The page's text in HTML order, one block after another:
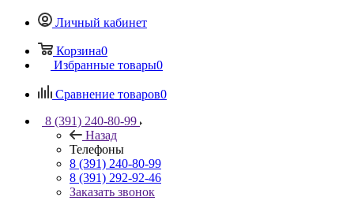
Личный кабинет
Корзина0
Избранные товары0
Сравнение товаров0
8 (391) 240-80-99
Назад
Телефоны
8 (391) 240-80-99
8 (391) 292-92-46
Заказать звонок